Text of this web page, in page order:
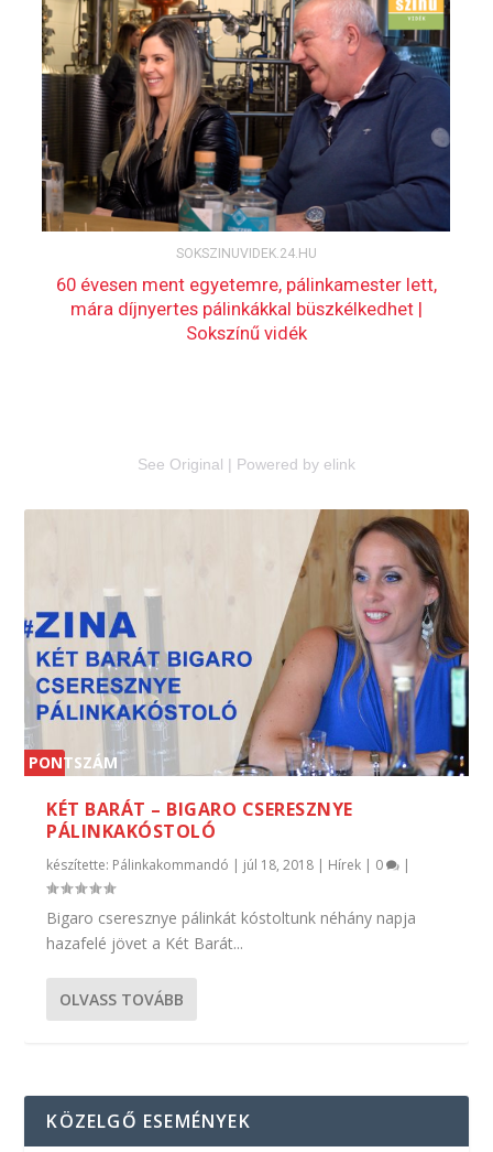
See Original | Powered by elink
PONTSZÁM
KÉT BARÁT – BIGARO CSERESZNYE
PÁLINKAKÓSTOLÓ
készítette: Pálinkakommandó | júl 18, 2018 | Hírek | 0 |
Bigaro cseresznye pálinkát kóstoltunk néhány napja
hazafelé jövet a Két Barát...
OLVASS TOVÁBB
KÖZELGŐ ESEMÉNYEK